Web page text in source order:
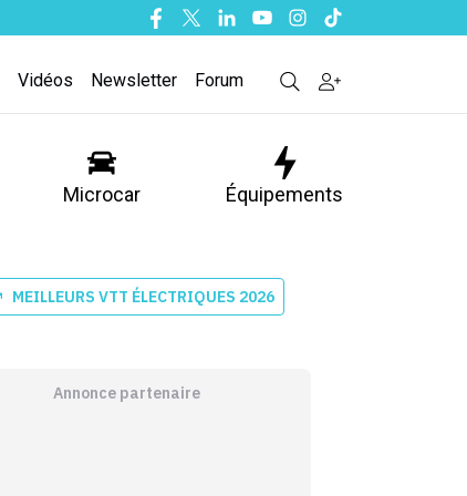
Facebook
TwitterLinkedinYoutubeInstagram
Tiktok
Vidéos Newsletter Forum
Microcar Équipements
MEILLEURS VTT ÉLECTRIQUES 2026
Annonce partenaire